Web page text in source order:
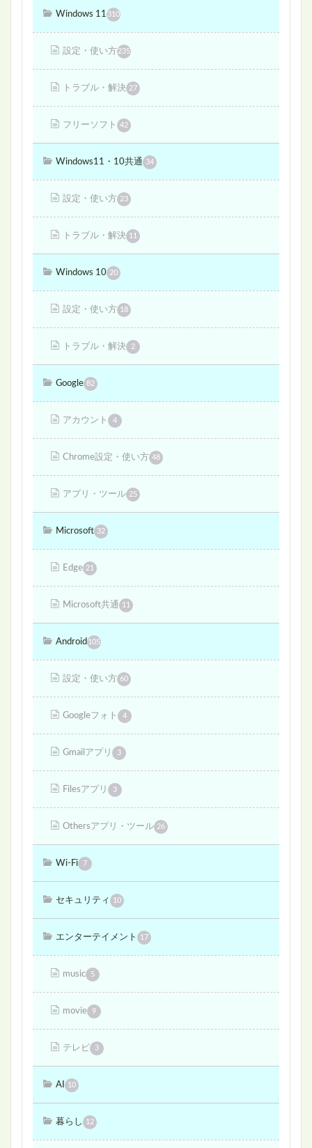
Windows 11 310
設定・使い方235
トラブル・解決 27
フリーソフト 42
Windows11・10共通 34
設定・使い方 23
トラブル・解決 11
Windows 10 20
設定・使い方 18
トラブル・解決 2
Google 82
アカウント 4
Chrome設定・使い方 48
アプリ・ツール 25
Microsoft 32
Edge 21
Microsoft共通 11
Android 105
設定・使い方 60
Googleフォト 4
Gmailアプリ 3
Filesアプリ 3
Othersアプリ・ツール 26
Wi-Fi 7
セキュリティ 10
エンターテイメント 17
music 5
movie 9
テレビ 3
AI 10
暮らし 12